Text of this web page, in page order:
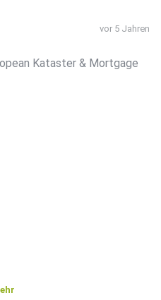
vor 5 Jahren
Kataster & Mortgage